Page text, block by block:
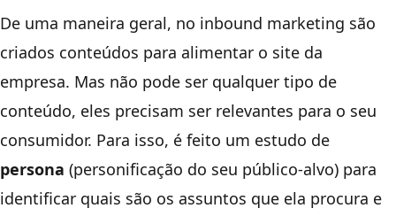
De uma maneira geral, no inbound marketing são
criados conteúdos para alimentar o site da
empresa. Mas não pode ser qualquer tipo de
conteúdo, eles precisam ser relevantes para o seu
consumidor. Para isso, é feito um estudo de
persona (personificação do seu público-alvo) para
identificar quais são os assuntos que ela procura e